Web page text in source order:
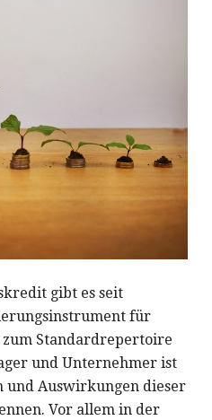
gibt es seit
für
Standardrepertoire
und Unternehmer ist
und Auswirkungen dieser
Vor allem in der